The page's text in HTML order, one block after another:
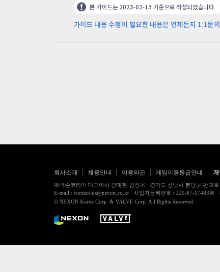
본 가이드는 2023-02-13 기준으로 작성되었습니다.
가이드 내용 수정이 필요한 내용은 언제든지 1:1문
회사소개 채용안내 이용약관 게임이용등급안내
㈜넥슨코리아 대표이사 강대현·김정욱 경기도 성남시 분당구 판교
E-mail : contact-us@nexon.co.kr 사업자등록번호 : 220-87-17483
© NEXON Korea Corp. & VALVE Corp. All Rights Reserved.